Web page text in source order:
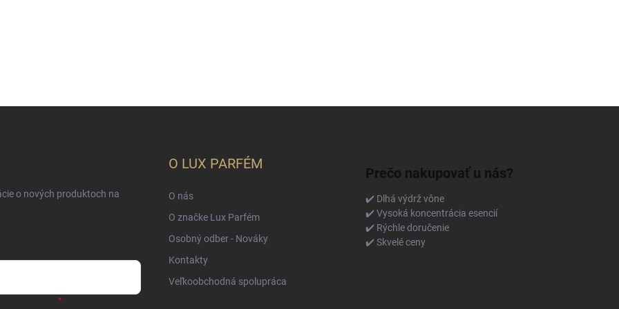
o nových produktoch na
O LUX PARFÉM
O nás
O značke Lux Parfém
Osobný odber - Nováky
Kontakty
Veľkoobchodná spolupráca
Prečo nakupovať u nás?
✔️ Dlhá výdrž vône
✔️ Vysoká koncentrácia esencií
✔️ Rýchle doručenie
✔️ Skvelé ceny